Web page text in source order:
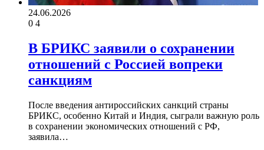
24.06.2026
0 4
В БРИКС заявили о сохранении
отношений с Россией вопреки
санкциям
После введения антироссийских санкций страны
БРИКС, особенно Китай и Индия, сыграли важную роль
в сохранении экономических отношений с РФ,
заявила…